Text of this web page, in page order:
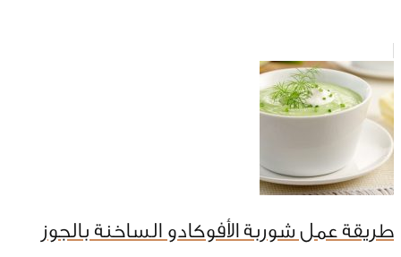
طريقة عمل شوربة الأفوكادو الساخنة بالجوز